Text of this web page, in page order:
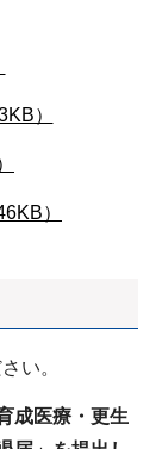
）
）
い。
成医療・更生